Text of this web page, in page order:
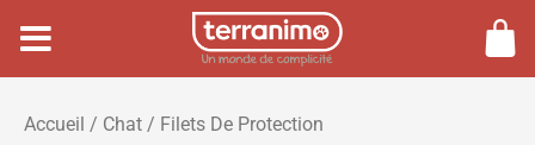
contenu
Accueil / Chat / Filets De Protection